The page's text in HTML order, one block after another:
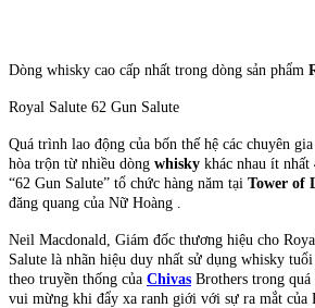
Dòng whisky cao cấp nhất trong dòng sản phẩm
Royal Salute 62 Gun Salute
Quá trình lao động của bốn thế hệ các chuyên
hòa trộn từ nhiều dòng whisky khác nhau ít nhất
“62 Gun Salute” tổ chức hàng năm tại Tower of
đăng quang của Nữ Hoàng .
Neil Macdonald, Giám đốc thương hiệu cho
Salute là nhãn hiệu duy nhất sử dụng whisky
theo truyền thống của Chivas Brothers trong
vui mừng khi đẩy xa ranh giới với sự ra mắt của